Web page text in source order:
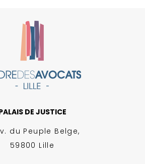
DE JUSTICE
du Peuple Belge,
59800 Lille